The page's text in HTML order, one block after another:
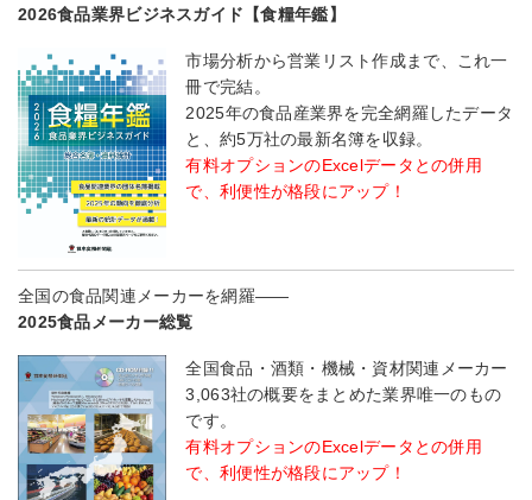
2026食品業界ビジネスガイド【食糧年鑑】
市場分析から営業リスト作成まで、これ一
冊で完結。
2025年の食品産業界を完全網羅したデータ
と、約5万社の最新名簿を収録。
有料オプションのExcelデータとの併用
で、利便性が格段にアップ！
全国の食品関連メーカーを網羅――
2025食品メーカー総覧
全国食品・酒類・機械・資材関連メーカー
3,063社の概要をまとめた業界唯一のもの
です。
有料オプションのExcelデータとの併用
で、利便性が格段にアップ！